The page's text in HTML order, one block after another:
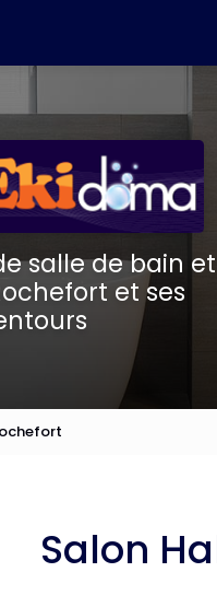
salle de bain et
et ses
Salon